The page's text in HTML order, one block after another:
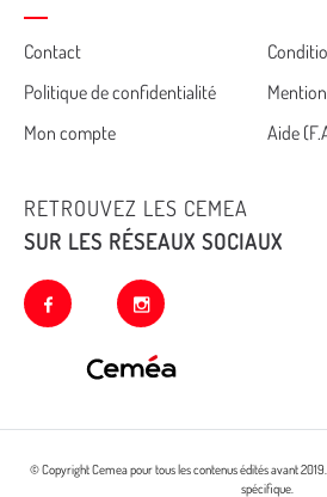
Cemea
footer
Contact
Politique de confidentialité
Mon compte
Aide
RETROUVEZ LES CEMEA
SUR LES RÉSEAUX SOCIAUX
facebook instagram
© Copyright Cemea pour tous les contenus édités avant 2019.
spécifique.